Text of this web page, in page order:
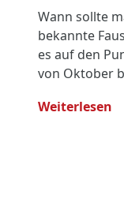
Wann sollte
bekannte
es auf den
von Oktober
Weiterlesen